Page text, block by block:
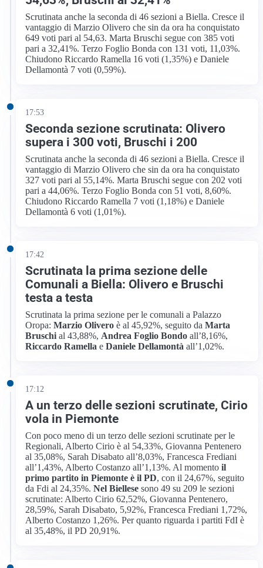
Scrutinata anche la seconda di 46 sezioni a Biella. Cresce il
vantaggio di Marzio Olivero che sin da ora ha conquistato
649 voti pari al 54,63. Marta Bruschi segue con 385 voti
pari a 32,41%. Terzo Foglio Bonda con 131 voti, 11,03%.
Chiudono Riccardo Ramella 16 voti (1,35%) e Daniele
Dellamontà 7 voti (0,59%).
17:53
Seconda sezione scrutinata: Olivero
supera i 300 voti, Bruschi i 200
Scrutinata anche la seconda di 46 sezioni a Biella. Cresce il
vantaggio di Marzio Olivero che sin da ora ha conquistato
327 voti pari al 55,14%. Marta Bruschi segue con 202 voti
pari a 44,06%. Terzo Foglio Bonda con 51 voti, 8,60%.
Chiudono Riccardo Ramella 7 voti (1,18%) e Daniele
Dellamontà 6 voti (1,01%).
17:42
Scrutinata la prima sezione delle
Comunali a Biella: Olivero e Bruschi
testa a testa
Scrutinata la prima sezione per le comunali a Palazzo
Oropa:Marzio Olivero è al 45,92%, seguito daMarta
Bruschi al 43,88%, Andrea Foglio Bondo all’8,16%,
Riccardo Ramella eDaniele Dellamontà all’1,02%.
17:12
A un terzo delle sezioni scrutinate, Cirio
vola in Piemonte
Con poco meno di un terzo delle sezioni scrutinate per le
Regionali, Alberto Cirio è al 54,33%, Giovanna Pentenero
al 35,08%, Sarah Disabato all’8,03%, Francesca Frediani
all’1,43%, Alberto Costanzo all’1,13%. Al momentoil
primo partito in Piemonte è il PD, con il 24,67%, seguito
da Fdi al 24,35%.Nel Biellese sono 49 su 209 le sezioni
scrutinate: Alberto Cirio 62,52%, Giovanna Pentenero,
28,59%, Sarah Disabato, 5,92%, Francesca Frediani 1,72%,
Alberto Costanzo 1,26%. Per quanto riguarda i partiti FdI è
al 35,48%, il PD 20,91%.